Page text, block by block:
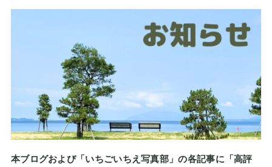
本ブログおよび「いちごいちえ写真部」の各記事に「高評